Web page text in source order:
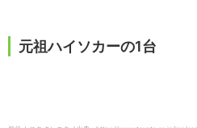
元祖ハイソカーの1台